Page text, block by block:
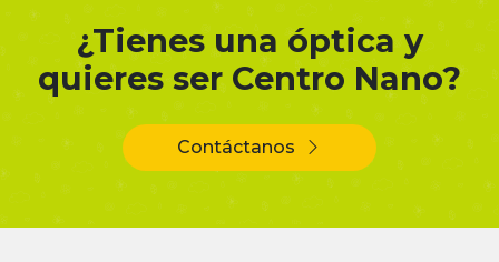
¿Tienes una óptica y
quieres ser Centro Nano?
Contáctanos